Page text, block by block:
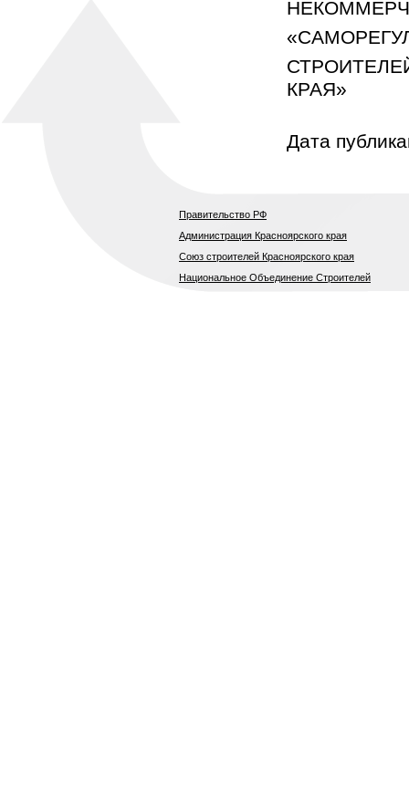
Дата
Правительство РФ
Администрация Красноярского края
Союз строителей Красноярского края
Национальное Объединение Строителей